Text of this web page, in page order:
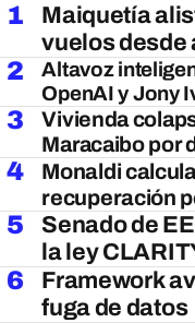
1
Maiquetía
vuelos desde
2
Altavoz
OpenAI y Jony
3
Vivienda
Maracaibo por
4
Monaldi
recuperación
5
Senado de
la ley
6
Framework
fuga de datos